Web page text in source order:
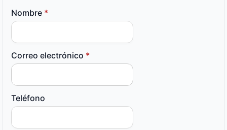
Nombre *
Correo electrónico *
Teléfono